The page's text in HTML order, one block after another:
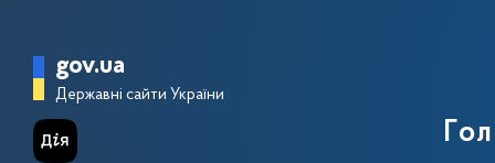
Головна сторінка Державної
gov.ua
Державні сайти України